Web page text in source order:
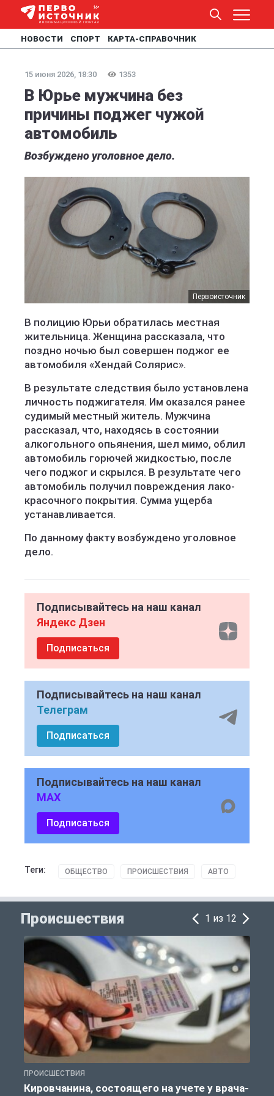
НОВОСТИ СПОРТ КАРТА-СПРАВОЧНИК
15 июня 2026, 18:30 1353
В Юрье мужчина без
причины поджег чужой
автомобиль
Возбуждено уголовное дело.
Первоисточник
В полицию Юрьи обратилась местная
жительница. Женщина рассказала, что
поздно ночью был совершен поджог ее
автомобиля «Хендай Солярис».
В результате следствия было установлена
личность поджигателя. Им оказался ранее
судимый местный житель. Мужчина
рассказал, что, находясь в состоянии
алкогольного опьянения, шел мимо, облил
автомобиль горючей жидкостью, после
чего поджог и скрылся. В результате чего
автомобиль получил повреждения лако-
красочного покрытия. Сумма ущерба
устанавливается.
По данному факту возбуждено уголовное
дело.
Подписывайтесь на наш канал
Яндекс Дзен
Подписаться
Подписывайтесь на наш канал
Телеграм
Подписаться
Подписывайтесь на наш канал
MAX
Подписаться
Теги: ОБЩЕСТВО ПРОИСШЕСТВИЯ АВТО
Происшествия 1 из 12
ПРОИСШЕСТВИЯ
Кировчанина, состоящего на учете у врача-